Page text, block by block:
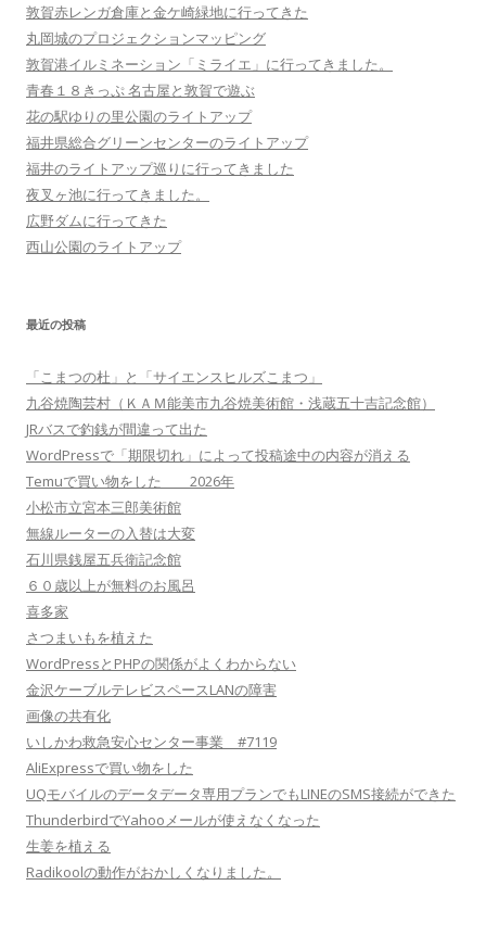
敦賀赤レンガ倉庫と金ケ崎緑地に行ってきた
丸岡城のプロジェクションマッピング
敦賀港イルミネーション「ミライエ」に行ってきました。
青春１８きっぷ 名古屋と敦賀で遊ぶ
花の駅ゆりの里公園のライトアップ
福井県総合グリーンセンターのライトアップ
福井のライトアップ巡りに行ってきました
夜叉ヶ池に行ってきました。
広野ダムに行ってきた
西山公園のライトアップ
最近の投稿
「こまつの杜」と「サイエンスヒルズこまつ」
九谷焼陶芸村（ＫＡＭ能美市九谷焼美術館・浅蔵五十吉記念館）
JRバスで釣銭が間違って出た
WordPressで「期限切れ」によって投稿途中の内容が消える
Temuで買い物をした 2026年
小松市立宮本三郎美術館
無線ルーターの入替は大変
石川県銭屋五兵衛記念館
６０歳以上が無料のお風呂
喜多家
さつまいもを植えた
WordPressとPHPの関係がよくわからない
金沢ケーブルテレビスペースLANの障害
画像の共有化
いしかわ救急安心センター事業 #7119
AliExpressで買い物をした
UQモバイルのデータデータ専用プランでもLINEのSMS接続ができた
ThunderbirdでYahooメールが使えなくなった
生姜を植える
Radikoolの動作がおかしくなりました。